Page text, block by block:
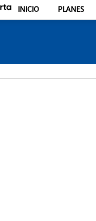
INICIO PLANES